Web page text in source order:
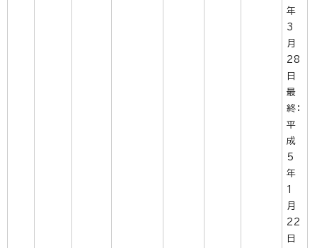
年
3
月
28
日
最
終：
平
成
5
年
1
月
22
日